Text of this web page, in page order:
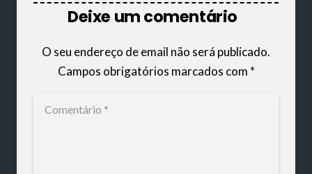
Deixe um comentário
O seu endereço de email não será publicado.
Campos obrigatórios marcados com *